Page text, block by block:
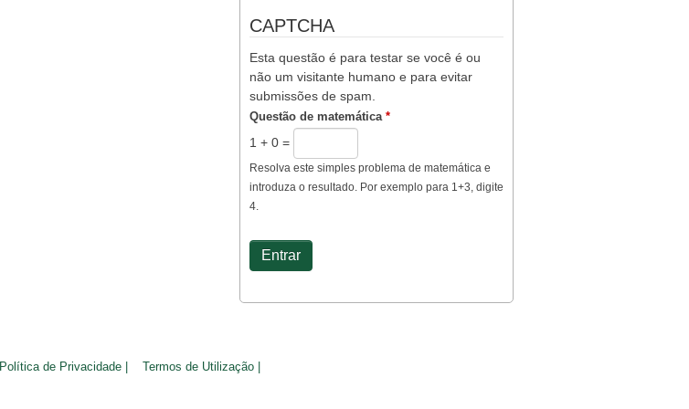
CAPTCHA
Esta questão é para testar se você é ou
não um visitante humano e para evitar
submissões de spam.
Questão de matemática *
1 + 0 =
Resolva este simples problema de matemática e
introduza o resultado. Por exemplo para 1+3, digite
4.
Política de Privacidade | Termos de Utilização |